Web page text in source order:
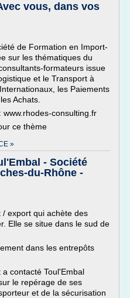
vous, dans vos
de Formation en Import-
sur les thématiques du
formateurs issue
et le Transport à
les Paiements
Achats.
consulting.fr
ce thème
»
- Société
du-Rhône -
export qui achète des
Elle se situe dans le sud de
dans les entrepôts
contacté Toul'Embal
le repérage de ses
et de la sécurisation